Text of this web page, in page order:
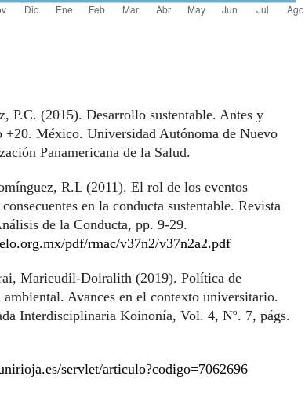
P.C. (2015). Desarrollo sustentable. Antes y
+20. México. Universidad Autónoma de Nuevo
Panamericana de la Salud.
R.L (2011). El rol de los eventos
en la conducta sustentable. Revista
de la Conducta, pp. 9-29.
pdf/rmac/v37n2/v37n2a2.pdf
Marieudil-Doiralith (2019). Política de
ambiental. Avances en el contexto universitario.
Interdisciplinaria Koinonía, Vol. 4, Nº. 7, págs.
servlet/articulo?codigo=7062696